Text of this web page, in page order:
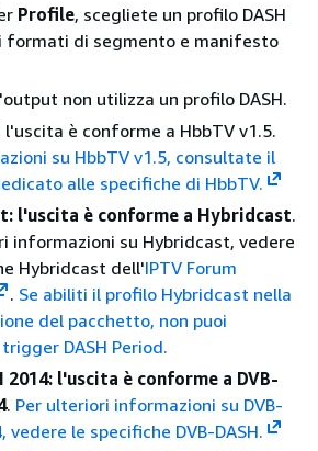
Profile, scegliete un profilo DASH
formati di segmento e manifesto
non utilizza un profilo DASH.
l'uscita è conforme a HbbTV v1.5.
su HbbTV v1.5, consultate il
alle specifiche di HbbTV.
l'uscita è conforme a Hybridcast.
informazioni su Hybridcast, vedere
Hybridcast dell'IPTV Forum
. Se abiliti il profilo Hybridcast nella
del pacchetto, non puoi
DASH Period.
2014: l'uscita è conforme a DVB-
. Per ulteriori informazioni su DVB-
vedere le specifiche DVB-DASH.